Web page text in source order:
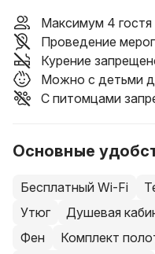
Максимум 4 гостя
Проведение
Курение
Можно с детьми
С питомцами
Основные
Бесплатный Wi-Fi
Утюг
Душевая
Фен
Комплект